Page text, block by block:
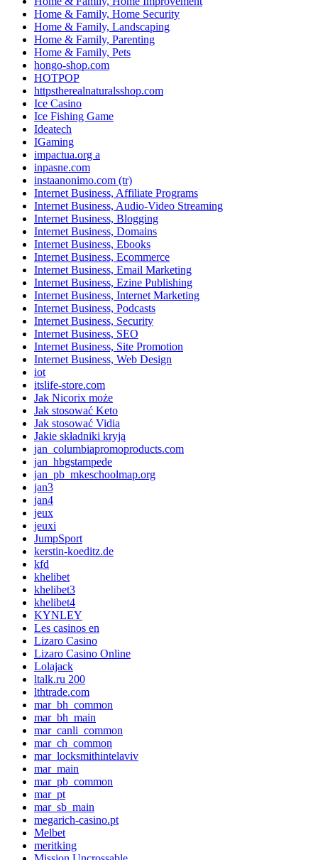
Home & Family, Home Security
Home & Family, Landscaping
Home & Family, Parenting
Home & Family, Pets
hongo-shop.com
HOTPOP
httpstherealnaturalsshop.com
Ice Casino
Ice Fishing Game
Ideatech
IGaming
impactua.org a
inpasne.com
instaanonimo.com (tr)
Internet Business, Affiliate Programs
Internet Business, Audio-Video Streaming
Internet Business, Blogging
Internet Business, Domains
Internet Business, Ebooks
Internet Business, Ecommerce
Internet Business, Email Marketing
Internet Business, Ezine Publishing
Internet Business, Internet Marketing
Internet Business, Podcasts
Internet Business, Security
Internet Business, SEO
Internet Business, Site Promotion
Internet Business, Web Design
iot
itslife-store.com
Jak Nicorix może
Jak stosować Keto
Jak stosować Vidia
Jakie składniki kryją
jan_columbiapromoproducts.com
jan_hbgstampede
jan_pb_mkeschoolmap.org
jan3
jan4
jeux
jeuxi
JumpSport
kerstin-koeditz.de
kfd
khelibet
khelibet3
khelibet4
KYNLEY
Les casinos en
Lizaro Casino
Lizaro Casino Online
Lolajack
ltalk.ru 200
lthtrade.com
mar_bh_common
mar_bh_main
mar_canli_common
mar_ch_common
mar_locksmithintelaviv
mar_main
mar_pb_common
mar_pt
mar_sb_main
megarich-casino.pt
Melbet
meritking